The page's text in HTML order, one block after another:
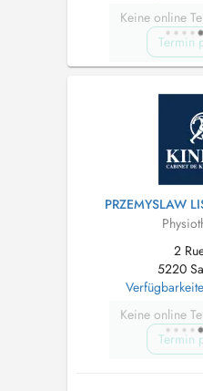
Keine online
Termin
PRZEMYSLAW
2
5220
Keine online
Termin